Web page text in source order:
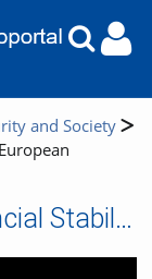
and Society
Secrecy, Security and Financial Stability: European Challenges